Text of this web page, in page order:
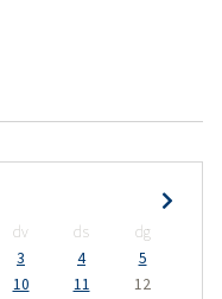
dv ds
dg
3 4
5
10 11
12